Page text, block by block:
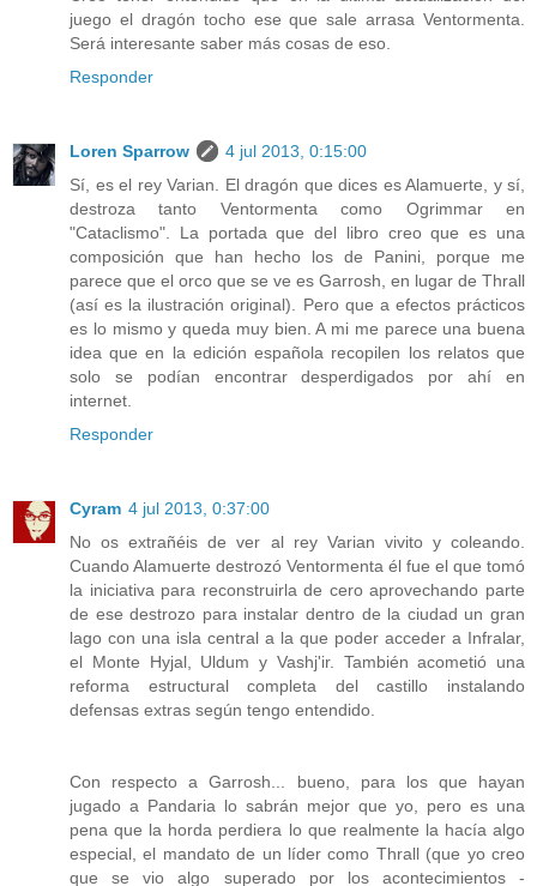
juego el dragón tocho ese que sale arrasa Ventormenta.
Será interesante saber más cosas de eso.
Responder
Loren Sparrow
4 jul 2013, 0:15:00
Sí, es el rey Varian. El dragón que dices es Alamuerte, y sí,
destroza tanto Ventormenta como Ogrimmar en
"Cataclismo". La portada que del libro creo que es una
composición que han hecho los de Panini, porque me
parece que el orco que se ve es Garrosh, en lugar de Thrall
(así es la ilustración original). Pero que a efectos prácticos
es lo mismo y queda muy bien. A mi me parece una buena
idea que en la edición española recopilen los relatos que
solo se podían encontrar desperdigados por ahí en
internet.
Responder
Cyram 4 jul 2013, 0:37:00
No os extrañéis de ver al rey Varian vivito y coleando.
Cuando Alamuerte destrozó Ventormenta él fue el que tomó
la iniciativa para reconstruirla de cero aprovechando parte
de ese destrozo para instalar dentro de la ciudad un gran
lago con una isla central a la que poder acceder a Infralar,
el Monte Hyjal, Uldum y Vashj'ir. También acometió una
reforma estructural completa del castillo instalando
defensas extras según tengo entendido.
Con respecto a Garrosh... bueno, para los que hayan
jugado a Pandaria lo sabrán mejor que yo, pero es una
pena que la horda perdiera lo que realmente la hacía algo
especial, el mandato de un líder como Thrall (que yo creo
que se vio algo superado por los acontecimientos -